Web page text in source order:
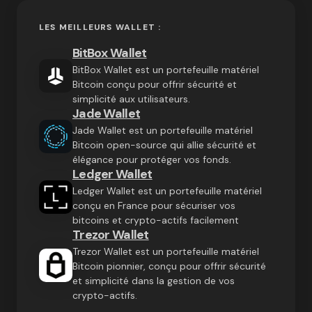
LES MEILLEURS WALLET :
BitBox Wallet
BitBox Wallet est un portefeuille matériel
Bitcoin conçu pour offrir sécurité et
simplicité aux utilisateurs.
Jade Wallet
Jade Wallet est un portefeuille matériel
Bitcoin open-source qui allie sécurité et
élégance pour protéger vos fonds.
Ledger Wallet
Ledger Wallet est un portefeuille matériel
conçu en France pour sécuriser vos
bitcoins et crypto-actifs facilement
Trezor Wallet
Trezor Wallet est un portefeuille matériel
Bitcoin pionnier, conçu pour offrir sécurité
et simplicité dans la gestion de vos
crypto-actifs.